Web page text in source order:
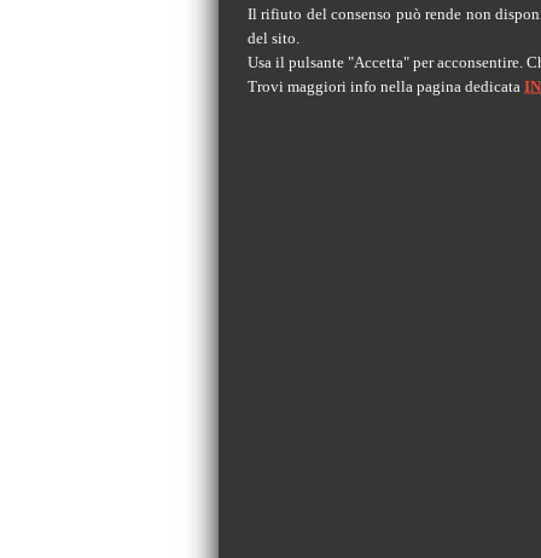
Il rifiuto del consenso può rende non
del sito.
Usa il pulsante "Accetta" per acconsentire.
Trovi maggiori info nella pagina dedicata